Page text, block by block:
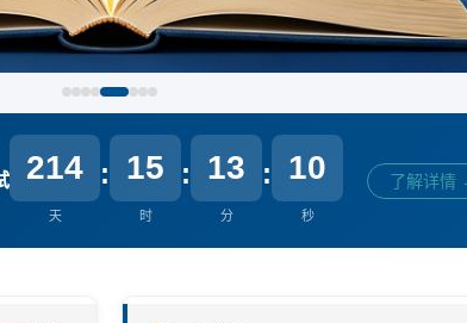
214
天
: 15
时
: 13
分
: 09
秒
了解详情